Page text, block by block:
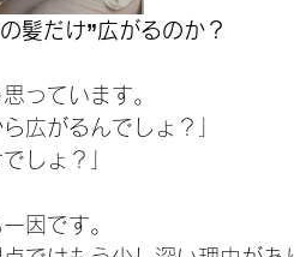
髪だけ”広がるのか？
っています。
広がるんでしょ？」
しょ？」
因です。